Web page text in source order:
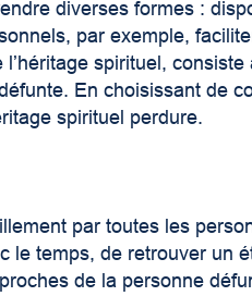
diverses formes :
par exemple,
spirituel,
En choisissant de
spirituel perdure.
par toutes les
le temps, de retrouver un
de la personne